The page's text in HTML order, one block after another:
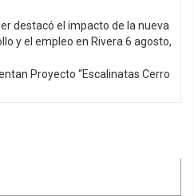
destacó el impacto de la nueva
y el empleo en Rivera 6 agosto,
Proyecto “Escalinatas Cerro